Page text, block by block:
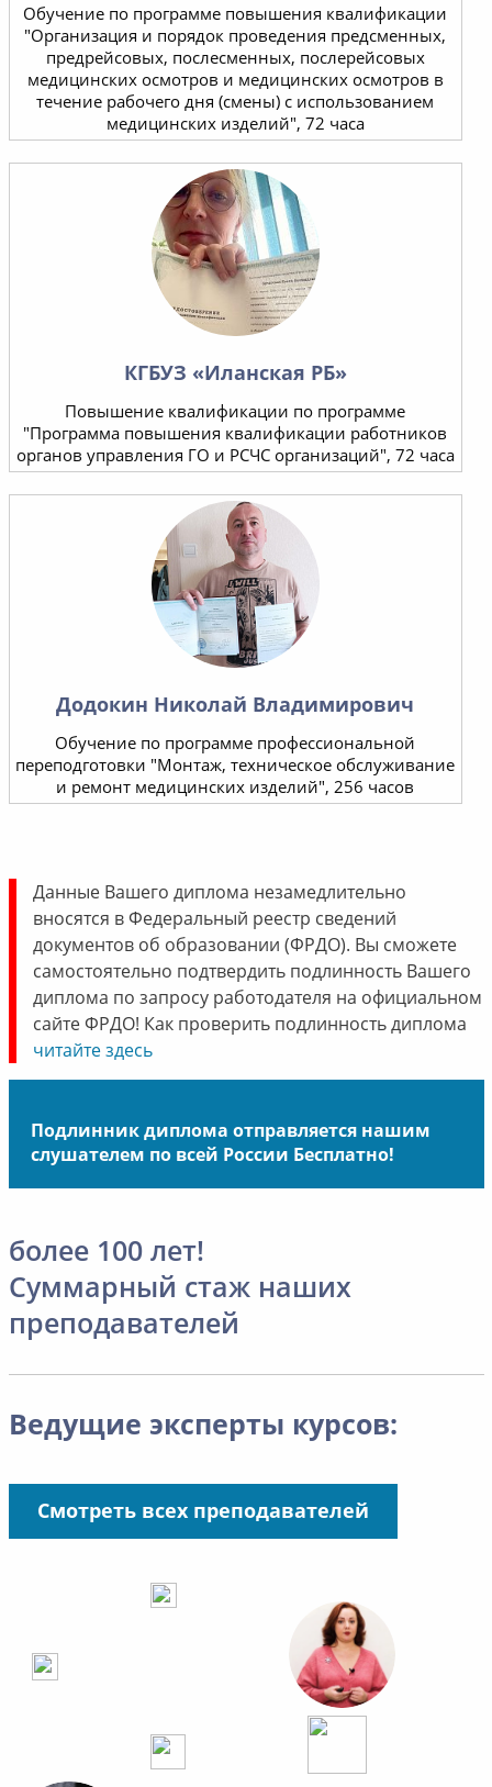
Обучение по программе повышения квалификации
"Организация и порядок проведения предсменных,
предрейсовых, послесменных, послерейсовых
медицинских осмотров и медицинских осмотров в
течение рабочего дня (смены) с использованием
медицинских изделий", 72 часа
КГБУЗ «Иланская РБ»
Повышение квалификации по программе
"Программа повышения квалификации работников
органов управления ГО и РСЧС организаций", 72 часа
Додокин Николай Владимирович
Обучение по программе профессиональной
переподготовки "Монтаж, техническое обслуживание
и ремонт медицинских изделий", 256 часов
Данные Вашего диплома незамедлительно
вносятся в Федеральный реестр сведений
документов об образовании (ФРДО). Вы сможете
самостоятельно подтвердить подлинность Вашего
диплома по запросу работодателя на официальном
сайте ФРДО! Как проверить подлинность диплома
читайте здесь
Подлинник диплома отправляется нашим
слушателем по всей России Бесплатно!
более 100 лет!
Суммарный стаж наших
преподавателей
Ведущие эксперты курсов:
Смотреть всех преподавателей